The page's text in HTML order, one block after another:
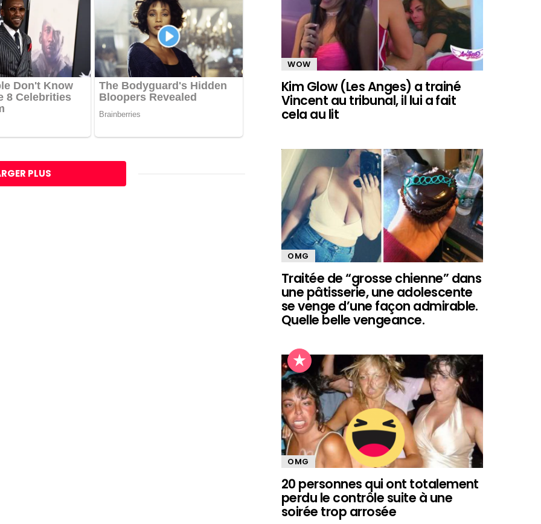
PLUS
WOW
Kim Glow (Les Anges) a trainé
Vincent au tribunal, il lui a fait
cela au lit
OMG
Traitée de “grosse chienne” dans
une pâtisserie, une adolescente
se venge d’une façon admirable.
Quelle belle vengeance.
OMG
20 personnes qui ont totalement
perdu le contrôle suite à une
soirée trop arrosée